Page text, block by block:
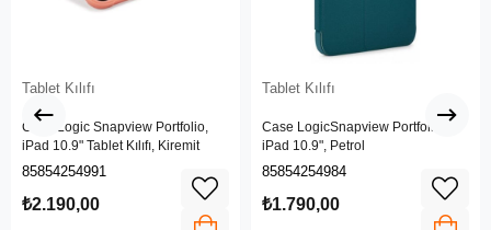
Tablet Kılıfı
Case Logic Snapview Portfolio,
iPad 10.9" Tablet Kılıfı, Kiremit
85854254991
₺2.190,00
Tablet Kılıfı
Case LogicSnapview Portfolio,
iPad 10.9", Petrol
85854254984
₺1.790,00